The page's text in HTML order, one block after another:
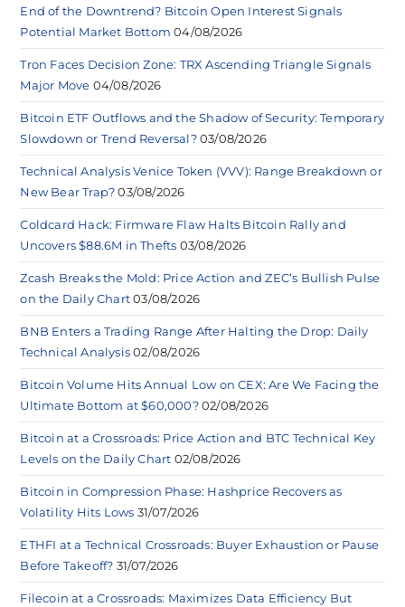
End of the Downtrend? Bitcoin Open Interest Signals
Potential Market Bottom 04/08/2026
Tron Faces Decision Zone: TRX Ascending Triangle Signals
Major Move 04/08/2026
Bitcoin ETF Outflows and the Shadow of Security: Temporary
Slowdown or Trend Reversal? 03/08/2026
Technical Analysis Venice Token (VVV): Range Breakdown or
New Bear Trap? 03/08/2026
Coldcard Hack: Firmware Flaw Halts Bitcoin Rally and
Uncovers $88.6M in Thefts 03/08/2026
Zcash Breaks the Mold: Price Action and ZEC’s Bullish Pulse
on the Daily Chart 03/08/2026
BNB Enters a Trading Range After Halting the Drop: Daily
Technical Analysis 02/08/2026
Bitcoin Volume Hits Annual Low on CEX: Are We Facing the
Ultimate Bottom at $60,000? 02/08/2026
Bitcoin at a Crossroads: Price Action and BTC Technical Key
Levels on the Daily Chart 02/08/2026
Bitcoin in Compression Phase: Hashprice Recovers as
Volatility Hits Lows 31/07/2026
ETHFI at a Technical Crossroads: Buyer Exhaustion or Pause
Before Takeoff? 31/07/2026
Filecoin at a Crossroads: Maximizes Data Efficiency But